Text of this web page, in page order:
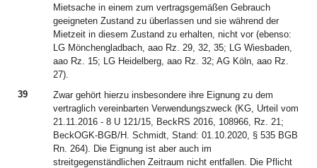
Mietsache in einem zum vertragsgemäßen Gebrauch
geeigneten Zustand zu überlassen und sie während der
Mietzeit in diesem Zustand zu erhalten, nicht vor (ebenso:
LG Mönchengladbach, aao Rz. 29, 32, 35; LG Wiesbaden,
aao Rz. 15; LG Heidelberg, aao Rz. 32; AG Köln, aao Rz.
27).
39
Zwar gehört hierzu insbesondere ihre Eignung zu dem
vertraglich vereinbarten Verwendungszweck (KG, Urteil vom
21.11.2016 - 8 U 121/15, BeckRS 2016, 108966, Rz. 21;
BeckOGK-BGB/H. Schmidt, Stand: 01.10.2020, § 535 BGB
Rn. 264). Die Eignung ist aber auch im
streitgegenständlichen Zeitraum nicht entfallen. Die Pflicht